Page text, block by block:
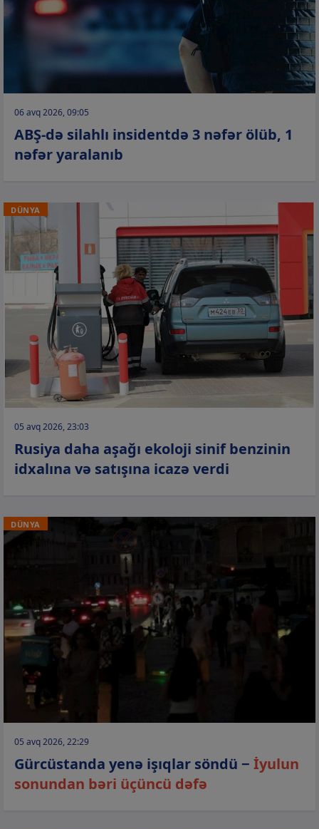
06 avq 2026, 09:05
ABŞ-də silahlı insidentdə 3 nəfər ölüb, 1
nəfər yaralanıb
DÜNYA
05 avq 2026, 23:03
Rusiya daha aşağı ekoloji sinif benzinin
idxalına və satışına icazə verdi
DÜNYA
05 avq 2026, 22:29
Gürcüstanda yenə işıqlar söndü − İyulun
sonundan bəri üçüncü dəfə